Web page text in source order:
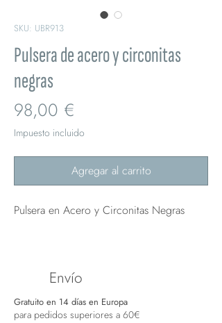
SKU: UBR913
Pulsera de acero y circonitas
negras
98,00 €
Impuesto incluido
Agregar al carrito
Pulsera en Acero y Circonitas Negras
Envío
Gratuito en 14 días en Europa
para pedidos superiores a 60€